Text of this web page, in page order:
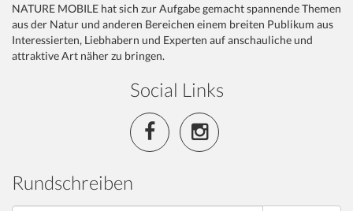
NATURE MOBILE hat sich zur Aufgabe gemacht spannende Themen
aus der Natur und anderen Bereichen einem breiten Publikum aus
Interessierten, Liebhabern und Experten auf anschauliche und
attraktive Art näher zu bringen.
Social Links
Rundschreiben